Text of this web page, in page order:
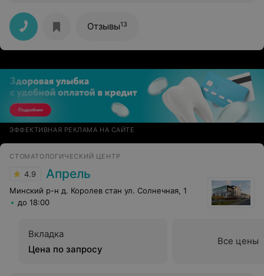
Отзывы13
ЭФФЕКТИВНАЯ РЕКЛАМА НА САЙТЕ
СТОМАТОЛОГИЧЕСКИЙ ЦЕНТР
4.9 Апрель
Минский р-н д. Королев стан ул. Солнечная, 1
до 18:00
Вкладка
Цена по запросу
Все цены